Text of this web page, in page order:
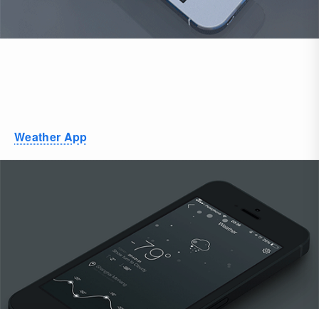
Weather App